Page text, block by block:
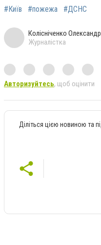
#Київ #пожежа #ДСНС
Колісніченко
Журналістка
Авторизуйтесь, щоб оцінити
Діліться цією новиною та